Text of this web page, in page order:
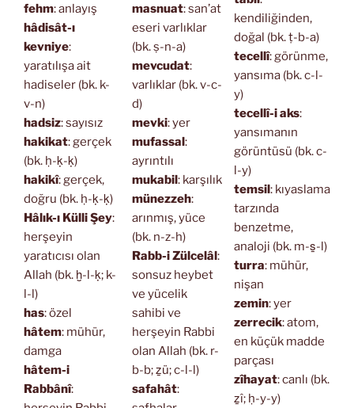
fehm: anlayış
hâdisât-ı
kevniye:
yaratılışa ait
hadiseler (bk. k-
v-n)
hadsiz: sayısız
hakikat: gerçek
(bk. ḥ-ḳ-ḳ)
hakikî: gerçek,
doğru (bk. ḥ-ḳ-ḳ)
Hâlık-ı Külli Şey:
herşeyin
yaratıcısı olan
Allah (bk. ḫ-l-ḳ; k-
l-l)
has: özel
hâtem: mühür,
damga
hâtem-i
Rabbânî:
masnuat: san’at
eseri varlıklar
(bk. ṣ-n-a)
mevcudat:
varlıklar (bk. v-c-
d)
mevki: yer
mufassal :
ayrıntılı
mukabil : karşılık
münezzeh:
arınmış, yüce
(bk. n-z-h)
Rabb-i Zülcelâl :
sonsuz heybet
ve yücelik
sahibi ve
herşeyin Rabbi
olan Allah (bk. r-
b-b; ẕü; c-l-l)
safahât:
kendiliğinden,
doğal (bk. ṭ-b-a)
tecellî: görünme,
yansıma (bk. c-l-
y)
tecellî-i aks:
yansımanın
görüntüsü (bk. c-
l-y)
temsil : kıyaslama
tarzında
benzetme,
analoji (bk. m-s̱-l)
turra: mühür,
nişan
zemin: yer
zerrecik: atom,
en küçük madde
parçası
zîhayat: canlı (bk.
ẕî; ḥ-y-y)